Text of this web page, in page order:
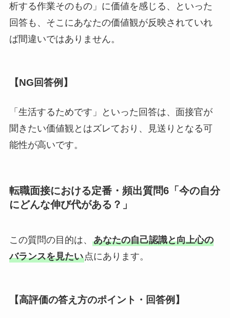
析する作業そのもの」に価値を感じる、といった
回答も、そこにあなたの価値観が反映されていれ
ば間違いではありません。
【NG回答例】
「生活するためです」といった回答は、面接官が
聞きたい価値観とはズレており、見送りとなる可
能性が高いです。
転職面接における定番・頻出質問6「今の自分
にどんな伸び代がある？」
この質問の目的は、 あなたの自己認識と向上心の
バランスを見たい点にあります。
【高評価の答え方のポイント・回答例】